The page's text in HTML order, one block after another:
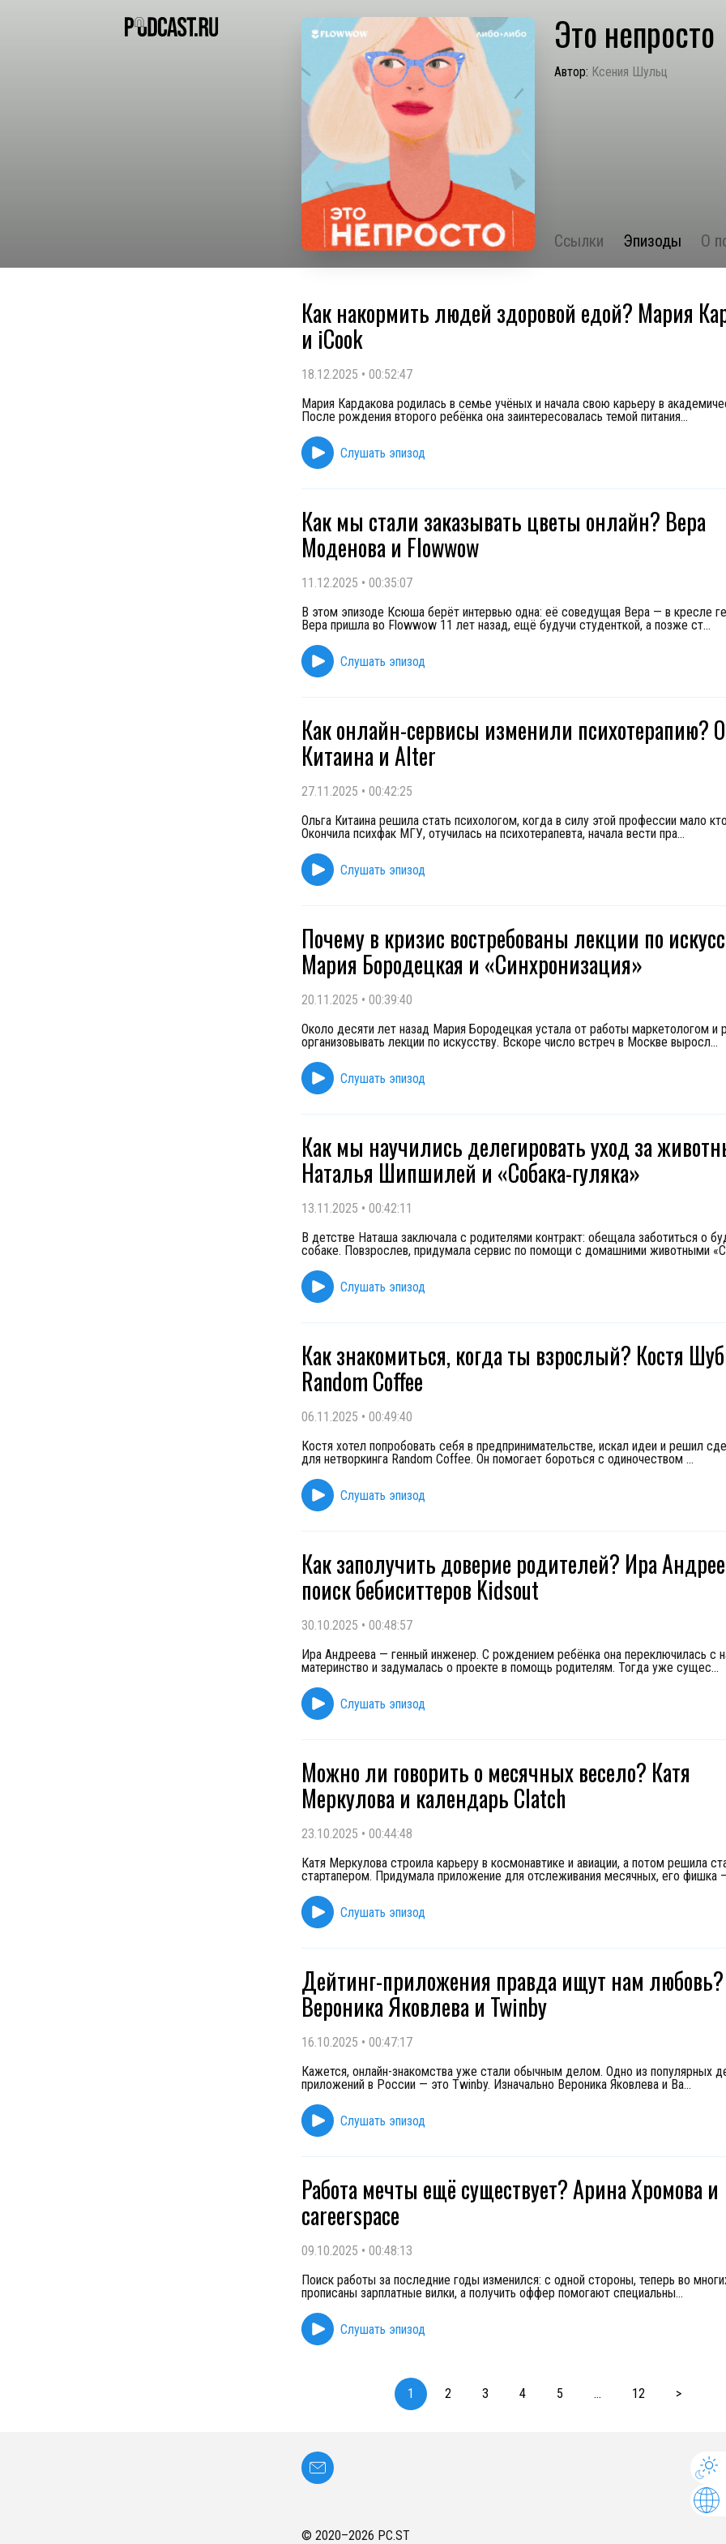
Это непросто
Автор: Ксения Шульц
Ссылки Эпизоды О
Как накормить людей здоровой едой? Мария
и iCook
18.12.2025 • 00:52:47
Мария Кардакова родилась в семье учёных и начала свою карьеру в
После рождения второго ребёнка она заинтересовалась темой питания...
Слушать эпизод
Как мы стали заказывать цветы онлайн? Вера
Моденова и Flowwow
11.12.2025 • 00:35:07
В этом эпизоде Ксюша берёт интервью одна: её соведущая Вера — в кресле
Вера пришла во Flowwow 11 лет назад, ещё будучи студенткой, а позже ст...
Слушать эпизод
Как онлайн-сервисы изменили психотерапию?
Китаина и Alter
27.11.2025 • 00:42:25
Ольга Китаина решила стать психологом, когда в силу этой профессии мало
Окончила психфак МГУ, отучилась на психотерапевта, начала вести пра...
Слушать эпизод
Почему в кризис востребованы лекции по
Мария Бородецкая и «Синхронизация»
20.11.2025 • 00:39:40
Около десяти лет назад Мария Бородецкая устала от работы маркетологом и
организовывать лекции по искусству. Вскоре число встреч в Москве выросл...
Слушать эпизод
Как мы научились делегировать уход за
Наталья Шипшилей и «Собака-гуляка»
13.11.2025 • 00:42:11
В детстве Наташа заключала с родителями контракт: обещала заботиться о
собаке. Повзрослев, придумала сервис по помощи с домашними животными «С
Слушать эпизод
Как знакомиться, когда ты взрослый? Костя
Random Coffee
06.11.2025 • 00:49:40
Костя хотел попробовать себя в предпринимательстве, искал идеи и решил
для нетворкинга Random Coffee. Он помогает бороться с одиночеством ...
Слушать эпизод
Как заполучить доверие родителей? Ира
поиск бебиситтеров Kidsout
30.10.2025 • 00:48:57
Ира Андреева — генный инженер. С рождением ребёнка она переключилась с
материнство и задумалась о проекте в помощь родителям. Тогда уже сущес...
Слушать эпизод
Можно ли говорить о месячных весело? Катя
Меркулова и календарь Clatch
23.10.2025 • 00:44:48
Катя Меркулова строила карьеру в космонавтике и авиации, а потом решила
стартапером. Придумала приложение для отслеживания месячных, его фишка
Слушать эпизод
Дейтинг-приложения правда ищут нам любовь?
Вероника Яковлева и Twinby
16.10.2025 • 00:47:17
Кажется, онлайн-знакомства уже стали обычным делом. Одно из популярных
приложений в России — это Twinby. Изначально Вероника Яковлева и Ва...
Слушать эпизод
Работа мечты ещё существует? Арина Хромова и
careerspace
09.10.2025 • 00:48:13
Поиск работы за последние годы изменился: с одной стороны, теперь во
прописаны зарплатные вилки, а получить оффер помогают специальны...
Слушать эпизод
1 2 3 4 5 ... 12 >
© 2020–2026 PC.ST